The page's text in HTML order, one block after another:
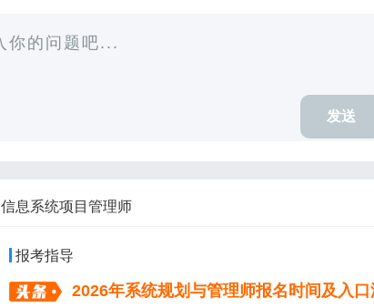
发送
信息系统项目管理师
报考指导
2026年系统规划与管理师报名时间及入口